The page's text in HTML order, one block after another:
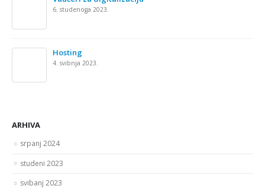
6. studenoga 2023.
Hosting
4. svibnja 2023.
ARHIVA
srpanj 2024
studeni 2023
svibanj 2023